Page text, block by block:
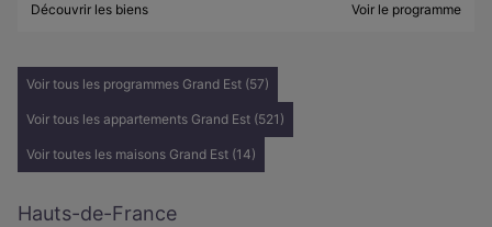
Découvrir les biens Voir le programme
Voir tous les programmes Grand Est (57)
Voir tous les appartements Grand Est (521)
Voir toutes les maisons Grand Est (14)
Hauts-de-France